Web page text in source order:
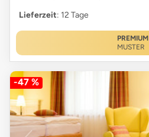
Lieferzeit: 12 Tage
PREMIUM
MUSTER
-47 %